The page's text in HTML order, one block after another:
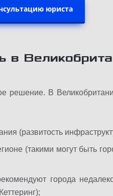
юриста
в
решение. В
(развитость
(такими могут быть
города